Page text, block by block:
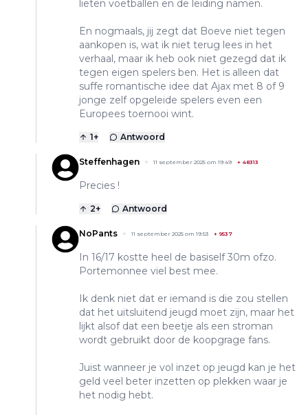
lieten voetballen en de leiding namen.
En nogmaals, jij zegt dat Boeve niet tegen
aankopen is, wat ik niet terug lees in het
verhaal, maar ik heb ook niet gezegd dat ik
tegen eigen spelers ben. Het is alleen dat
suffe romantische idee dat Ajax met 8 of 9
jonge zelf opgeleide spelers even een
Europees toernooi wint.
1+ Antwoord
Steffenhagen 11 september 2025 om 19:49 + 48313
Precies !
2+ Antwoord
NoPants 11 september 2025 om 19:53 + 9537
In 16/17 kostte heel de basiself 30m ofzo.
Portemonnee viel best mee.
Ik denk niet dat er iemand is die zou stellen
dat het uitsluitend jeugd moet zijn, maar het
lijkt alsof dat een beetje als een stroman
wordt gebruikt door de koopgrage fans.
Juist wanneer je vol inzet op jeugd kan je het
geld veel beter inzetten op plekken waar je
het nodig hebt.